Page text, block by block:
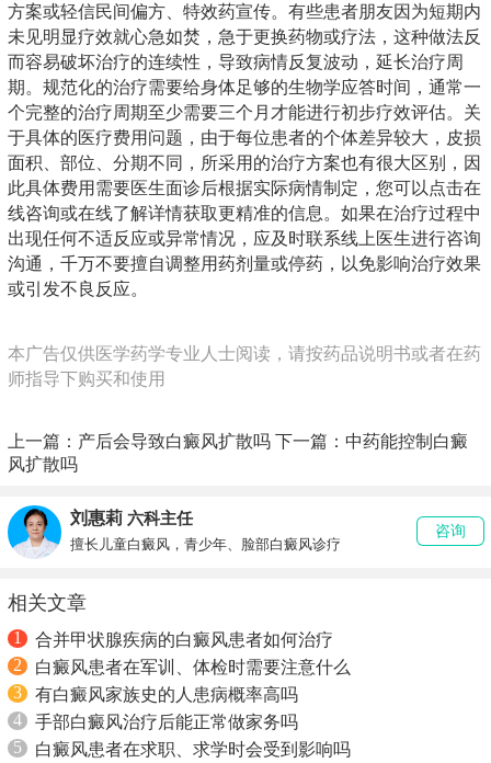
方案或轻信民间偏方、特效药宣传。有些患者朋友因为短期内
未见明显疗效就心急如焚，急于更换药物或疗法，这种做法反
而容易破坏治疗的连续性，导致病情反复波动，延长治疗周
期。规范化的治疗需要给身体足够的生物学应答时间，通常一
个完整的治疗周期至少需要三个月才能进行初步疗效评估。关
于具体的医疗费用问题，由于每位患者的个体差异较大，皮损
面积、部位、分期不同，所采用的治疗方案也有很大区别，因
此具体费用需要医生面诊后根据实际病情制定，您可以点击在
线咨询或在线了解详情获取更精准的信息。如果在治疗过程中
出现任何不适反应或异常情况，应及时联系线上医生进行咨询
沟通，千万不要擅自调整用药剂量或停药，以免影响治疗效果
或引发不良反应。
本广告仅供医学药学专业人士阅读，请按药品说明书或者在药
师指导下购买和使用
上一篇： 产后会导致白癜风扩散吗 下一篇： 中药能控制白癜
风扩散吗
刘惠莉 六科主任
擅长儿童白癜风，青少年、脸部白癜风诊疗
咨询
相关文章
1
合并甲状腺疾病的白癜风患者如何治疗
2
白癜风患者在军训、体检时需要注意什么
3
有白癜风家族史的人患病概率高吗
4
手部白癜风治疗后能正常做家务吗
5
白癜风患者在求职、求学时会受到影响吗